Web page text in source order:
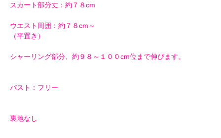
スカート部分丈：約７８cm
ウエスト周囲：約７８cm～
（平置き）
シャーリング部分、約９８～１００cm位まで伸びます。
バスト：フリー
裏地なし